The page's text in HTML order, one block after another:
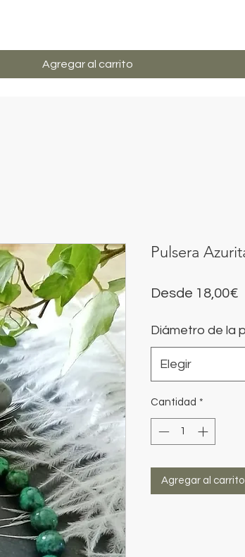
Agregar al carrito
Pulsera
Desde 18,00€
Diámetro de la
Elegir
Cantidad *
Agregar al carrito